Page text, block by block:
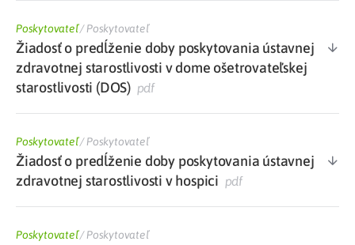
Poskytovateľ/Poskytovateľ
Žiadosť o predĺženie doby poskytovania ústavnej
zdravotnej starostlivosti v dome ošetrovateľskej
starostlivosti (DOS) pdf
Poskytovateľ/Poskytovateľ
Žiadosť o predĺženie doby poskytovania ústavnej
zdravotnej starostlivosti v hospici pdf
Poskytovateľ/Poskytovateľ